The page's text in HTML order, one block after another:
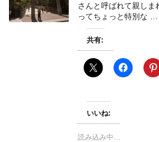
さんと呼ばれて親し
ってちょっと特別な …
共有:
いいね:
読み込み中…